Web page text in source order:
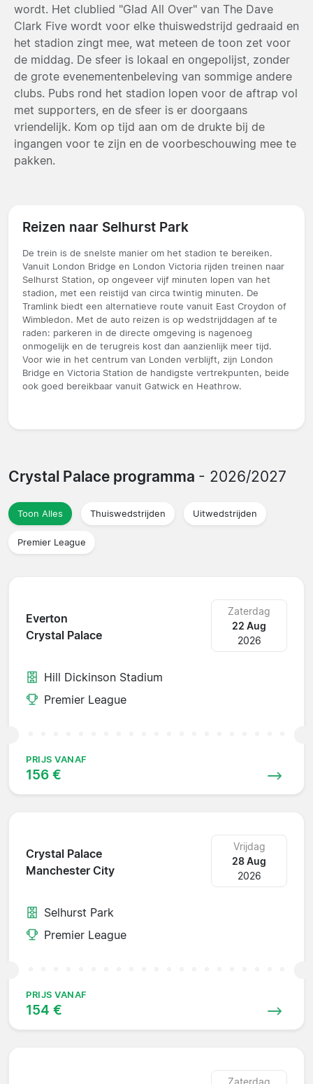
wordt. Het clublied "Glad All Over" van The Dave
Clark Five wordt voor elke thuiswedstrijd gedraaid en
het stadion zingt mee, wat meteen de toon zet voor
de middag. De sfeer is lokaal en ongepolijst, zonder
de grote evenementenbeleving van sommige andere
clubs. Pubs rond het stadion lopen voor de aftrap vol
met supporters, en de sfeer is er doorgaans
vriendelijk. Kom op tijd aan om de drukte bij de
ingangen voor te zijn en de voorbeschouwing mee te
pakken.
Reizen naar Selhurst Park
De trein is de snelste manier om het stadion te bereiken.
Vanuit London Bridge en London Victoria rijden treinen naar
Selhurst Station, op ongeveer vijf minuten lopen van het
stadion, met een reistijd van circa twintig minuten. De
Tramlink biedt een alternatieve route vanuit East Croydon of
Wimbledon. Met de auto reizen is op wedstrijddagen af te
raden: parkeren in de directe omgeving is nagenoeg
onmogelijk en de terugreis kost dan aanzienlijk meer tijd.
Voor wie in het centrum van Londen verblijft, zijn London
Bridge en Victoria Station de handigste vertrekpunten, beide
ook goed bereikbaar vanuit Gatwick en Heathrow.
Crystal Palace programma - 2026/2027
Toon Alles Thuiswedstrijden Uitwedstrijden
Premier League
Everton
Crystal Palace
Zaterdag
22 Aug
2026
Hill Dickinson Stadium
Premier League
PRIJS VANAF
156 €
Crystal Palace
Manchester City
Vrijdag
28 Aug
2026
Selhurst Park
Premier League
PRIJS VANAF
154 €
Zaterdag